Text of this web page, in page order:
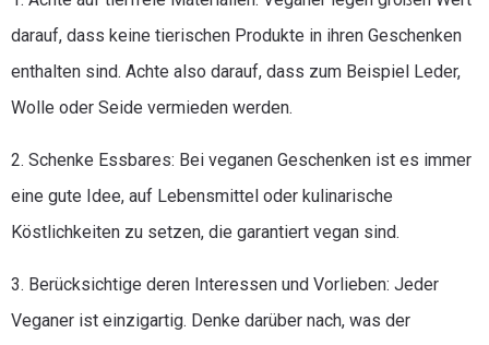
darauf, dass keine tierischen Produkte in ihren Geschenken
enthalten sind. Achte also darauf, dass zum Beispiel Leder,
Wolle oder Seide vermieden werden.
2. Schenke Essbares: Bei veganen Geschenken ist es immer
eine gute Idee, auf Lebensmittel oder kulinarische
Köstlichkeiten zu setzen, die garantiert vegan sind.
3. Berücksichtige deren Interessen und Vorlieben: Jeder
Veganer ist einzigartig. Denke darüber nach, was der